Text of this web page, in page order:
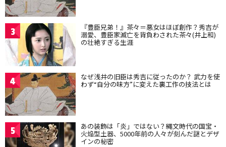
3 『豊臣兄弟！』茶々＝悪女はほぼ創作？秀吉が
溺愛、豊臣家滅亡を背負わされた茶々(井上和)
の壮絶すぎる生涯
4 なぜ浅井の旧臣は秀吉に従ったのか？ 武力を使
わず“自分の味方”に変えた裏工作の技法とは
5 あの装飾は「炎」ではない？縄文時代の国宝・
火焔型土器、5000年前の人々が刻んだ謎とデザ
インの秘密